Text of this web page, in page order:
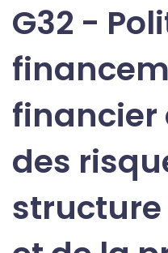
G32 -
financier
des